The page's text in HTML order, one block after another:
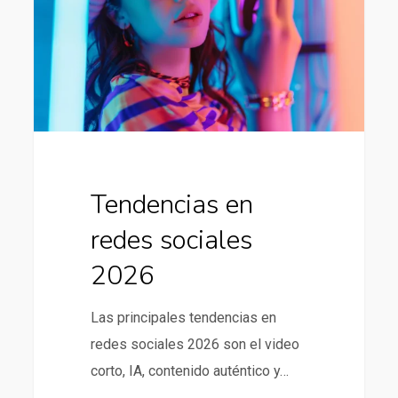
2026
Tendencias en
redes sociales
2026
Las principales tendencias en
redes sociales 2026 son el video
corto, IA, contenido auténtico y…